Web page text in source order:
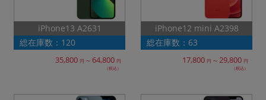
iPhone13 A2631
総在庫数：120
35,800 円 ～ 64,800 円
（税込）
iPhone12 mini A2398
総在庫数：63
17,800 円 ～ 29,800 円
（税込）